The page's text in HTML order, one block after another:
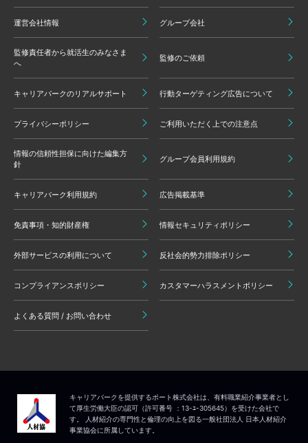
運営会社情報 グループ会社
監修責任者から就活生のみなさま
へ
監修のご依頼
キャリアパークのリアルサポート 行動ターゲティング広告について
プライバシーポリシー ご利用いただく上での注意点
情報の信頼性担保に向けた編集方
針
グループ会員利用規約
キャリアパーク利用規約 広告掲載基準
免責事項・知的財産権 情報セキュリティポリシー
外部サービスの利用について 反社会的勢力排除ポリシー
コンプライアンスポリシー カスタマーハラスメントポリシー
よくある質問 / お問い合わせ